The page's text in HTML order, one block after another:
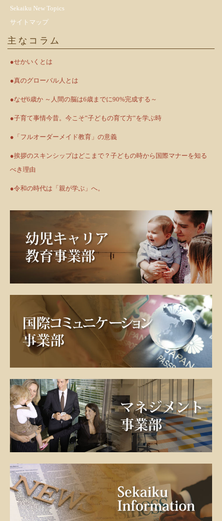
Sekaiku New Topics
サイトマップ
主なコラム
●せかいくとは
●真のグローバル人とは
●なぜ6歳か ～人間の脳は6歳までに90%完成する～
●子育て事情今昔。今こそ”子どもの育て方”を学ぶ時
●「フルオーダーメイド教育」の意義
●挨拶のスキンシップはどこまで？子どもの時から国際マナーを知る
べき理由
●令和の時代は「親が学ぶ」へ。